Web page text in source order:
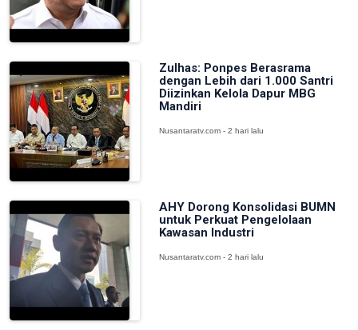
Zulhas: Ponpes Berasrama
dengan Lebih dari 1.000 Santri
Diizinkan Kelola Dapur MBG
Mandiri
Nusantaratv.com - 2 hari lalu
AHY Dorong Konsolidasi BUMN
untuk Perkuat Pengelolaan
Kawasan Industri
Nusantaratv.com - 2 hari lalu